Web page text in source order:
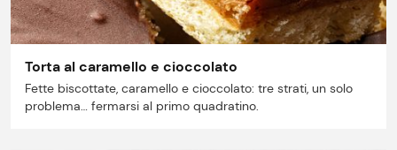
Torta al caramello e cioccolato
Fette biscottate, caramello e cioccolato: tre strati, un solo
problema… fermarsi al primo quadratino.